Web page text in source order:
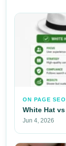
ON PAGE SEO
White Hat
Jun 4, 2026